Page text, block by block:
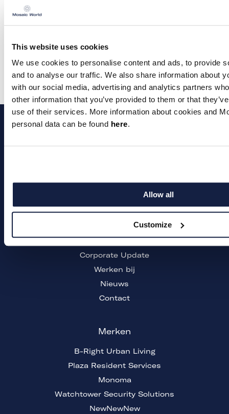
This website uses cookies
We use cookies to personalise content and ads, to provide
and to analyse our traffic. We also share information about
with our social media, advertising and analytics partners
other information that you’ve provided to them or that
use of their services. More information about cookies and
personal data can be found here.
Allow all
Customize
kunnen wonen, werken, ontmoeten en
verblijven.
openeindhoven.nl/schellenskwartier
Over Mosaic World
Ons verhaal
Onze merken
Mosaic World Community
Corporate Update
Werken bij
Nieuws
Contact
Merken
B-Right Urban Living
Plaza Resident Services
Monoma
Watchtower Security Solutions
NewNewNew